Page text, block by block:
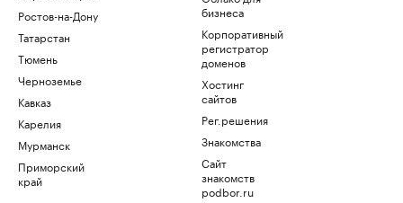
Ростов-на-Дону
Татарстан
Тюмень
Черноземье
Кавказ
Карелия
Мурманск
Приморский
край
бизнеса
Корпоративный
регистратор
доменов
Хостинг
сайтов
Рег.решения
Знакомства
Сайт
знакомств
podbor.ru